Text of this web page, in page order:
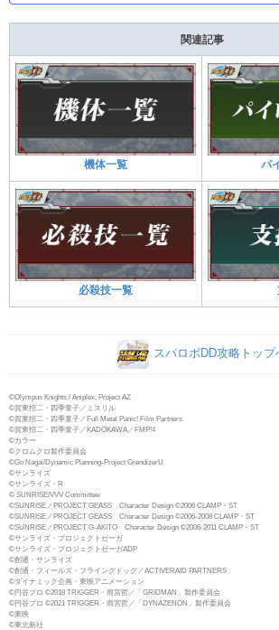
関連記事
機体一覧 パ
必殺技一覧
スパロボDD攻略トップ
©Olympus Knights / Aniplex, Project AZ
©賀東招二・四季童子／ミスリル
©賀東招二・四季童子／Full Metal Panic! Film Partners
©賀東招二・四季童子／KADOKAWA／FMP!4
©カラー
©クロムクロ製作委員会
©Go Nagai/Dynamic Planning-Project GrendizerU
©サンライズ
©サンライズ・R
© SUNRISE/VVV Committee
©SUNRISE／PROJECT GEASS Character Design ©2006 CLAMP・ST
©SUNRISE／PROJECT GEASS Character Design ©2006-2008 CLAMP・ST
©SUNRISE／PROJECT G-AKITO Character Design ©2006-2011 CLAMP・ST
©サンライズ・プロジェクトゼーガ
©サンライズ・プロジェクトゼーガADP
©創通・サンライズ
©創通・フィールズ・フライングドッグ／ACTIVERAID PARTNERS
©ダイナミック企画・東映アニメーション
©円谷プロ ©2018 TRIGGER・雨宮哲／「GRIDMAN」製作委員会
©円谷プロ ©2021 TRIGGER・雨宮哲／「DYNAZENON」製作委員会
©東映
©東北新社